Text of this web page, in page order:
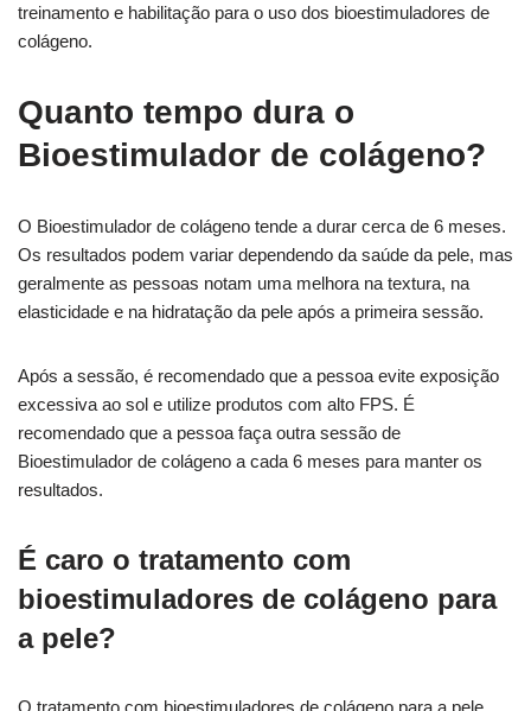
treinamento e habilitação para o uso dos bioestimuladores de
colágeno.
Quanto tempo dura o
Bioestimulador de colágeno?
O Bioestimulador de colágeno tende a durar cerca de 6 meses.
Os resultados podem variar dependendo da saúde da pele, mas
geralmente as pessoas notam uma melhora na textura, na
elasticidade e na hidratação da pele após a primeira sessão.
Após a sessão, é recomendado que a pessoa evite exposição
excessiva ao sol e utilize produtos com alto FPS. É
recomendado que a pessoa faça outra sessão de
Bioestimulador de colágeno a cada 6 meses para manter os
resultados.
É caro o tratamento com
bioestimuladores de colágeno para
a pele?
O tratamento com bioestimuladores de colágeno para a pele